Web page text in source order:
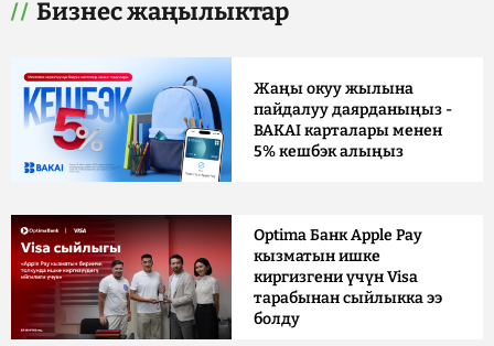
Бизнес жаңылыктар
Жаңы окуу жылына
пайдалуу даярданыңыз -
BAKAI карталары менен
5% кешбэк алыңыз
Optima Банк Apple Pay
кызматын ишке
киргизгени үчүн Visa
тарабынан сыйлыкка ээ
болду